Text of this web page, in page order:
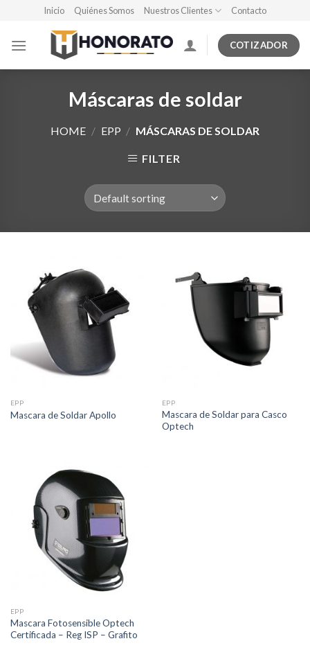
content
Inicio Quiénes Somos Nuestros Clientes Contacto
COTIZADOR
Máscaras de soldar
HOME / EPP / MÁSCARAS DE SOLDAR
FILTER
EPP
Mascara de Soldar Apollo
EPP
Mascara de Soldar para Casco
Optech
EPP
Mascara Fotosensible Optech
Certificada – Reg ISP – Grafito